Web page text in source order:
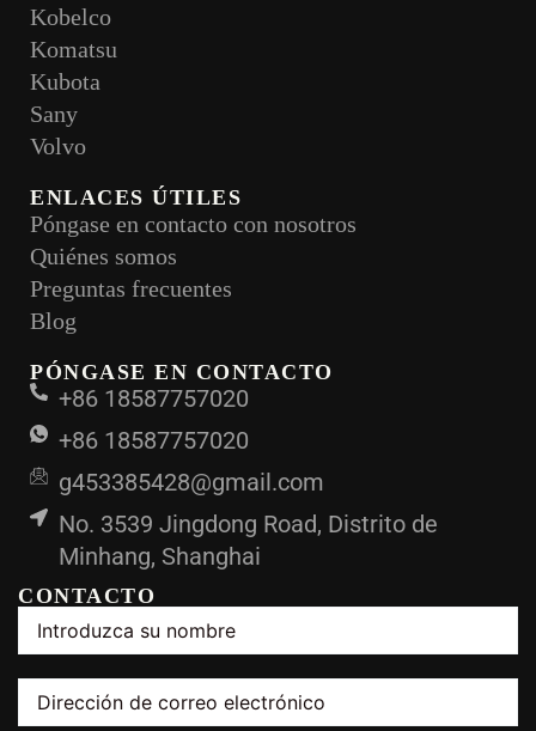
Kobelco
Komatsu
Kubota
Sany
Volvo
ENLACES ÚTILES
Póngase en contacto con nosotros
Quiénes somos
Preguntas frecuentes
Blog
PÓNGASE EN CONTACTO
+86 18587757020
+86 18587757020
g453385428@gmail.com
No. 3539 Jingdong Road, Distrito de
Minhang, Shanghai
CONTACTO